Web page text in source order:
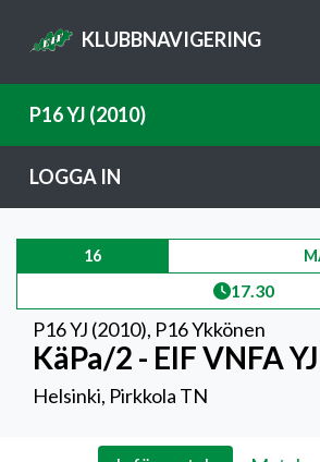
KLUBBNAVIGERING
P16 YJ (2010)
LOGGA IN
16
17.30
P16 YJ (2010), P16 Ykkönen
KäPa/2 - EIF VNFA YJ
Helsinki, Pirkkola TN